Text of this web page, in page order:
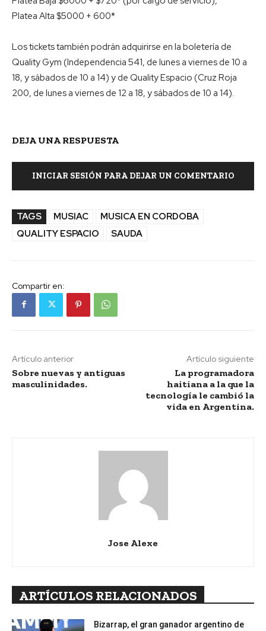
Platea Alta $5000 + 600*
Los tickets también podrán adquirirse en la boletería de
Quality Gym (Independencia 541, de lunes a viernes de 10 a
18, y sábados de 10 a 14) y de Quality Espacio (Cruz Roja
200, de lunes a viernes de 12 a 18, y sábados de 10 a 14).
DEJA UNA RESPUESTA
INICIAR SESIÓN PARA DEJAR UN COMENTARIO
TAGS MUSIAC
MUSICA EN CORDOBA
QUALITY ESPACIO
SAUDA
Compartir en:
Artículo anterior
Sobre nuevas y antiguas
masculinidades.
Artículo siguiente
La programadora
haitiana a la que la
tecnología le cambió la
vida en Argentina.
Jose Alexe
ARTÍCULOS RELACIONADOS
Bizarrap, el gran ganador argentino de